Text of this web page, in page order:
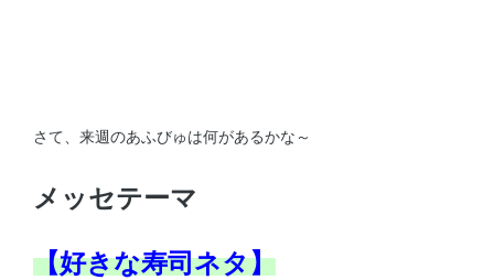
さて、来週のあふびゅは何があるかな～
メッセテーマ
【好きな寿司ネタ】